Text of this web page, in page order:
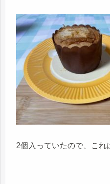
2個入っていたので、これ